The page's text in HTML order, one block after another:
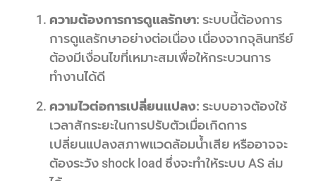
ความต้องการการดูแลรักษา: ระบบนี้ต้องการ
การดูแลรักษาอย่างต่อเนื่อง เนื่องจากจุลินทรีย์
ต้องมีเงื่อนไขที่เหมาะสมเพื่อให้กระบวนการ
ทำงานได้ดี
ความไวต่อการเปลี่ยนแปลง: ระบบอาจต้องใช้
เวลาสักระยะในการปรับตัวเมื่อเกิดการ
เปลี่ยนแปลงสภาพแวดล้อมน้ำเสีย หรืออาจจะ
ต้องระวัง shock load ซึ่งจะทำให้ระบบ AS ล่ม